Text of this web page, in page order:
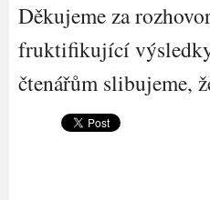
Děkujeme za
fruktifikující
čtenářům slibujeme,